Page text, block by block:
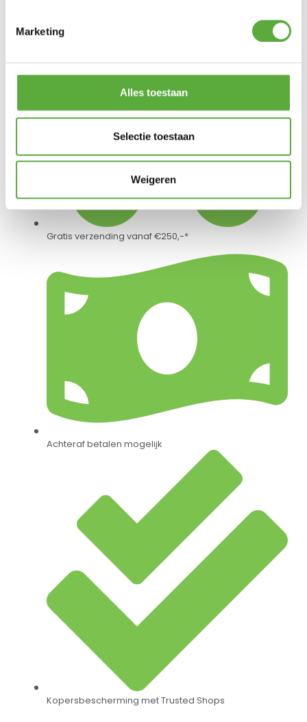
Marketing
Alles toestaan
Selectie toestaan
Weigeren
Gratis verzending vanaf €250,-*
Achteraf betalen mogelijk
Kopersbescherming met Trusted Shops